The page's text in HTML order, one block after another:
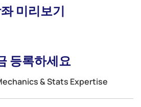
미리보기
등록하세요
& Stats Expertise